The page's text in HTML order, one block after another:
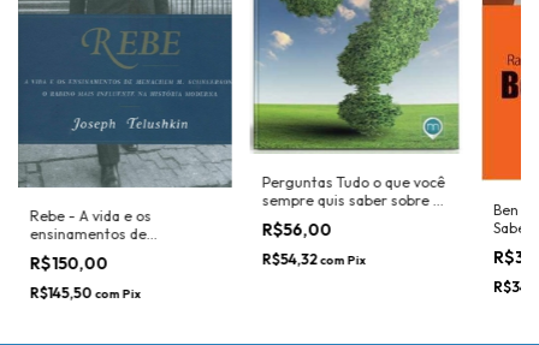
Rebe - A vida e os
ensinamentos de
Menachem M. Schneerson,
o rabino mais influente na
história moderna
R$150,00
R$145,50 com Pix
Perguntas Tudo o que você
sempre quis saber sobre o
judaísmo mas nunca teve a
coragem para perguntar
R$56,00
R$54,32com Pix
Ben